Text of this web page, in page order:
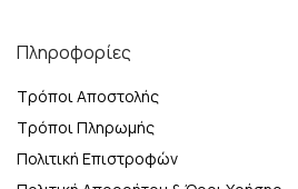
Πληροφορίες
Τρόποι Αποστολής
Τρόποι Πληρωμής
Πολιτική Επιστροφών